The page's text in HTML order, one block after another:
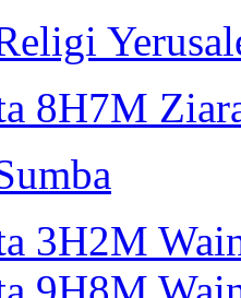
8H7M
3H2M